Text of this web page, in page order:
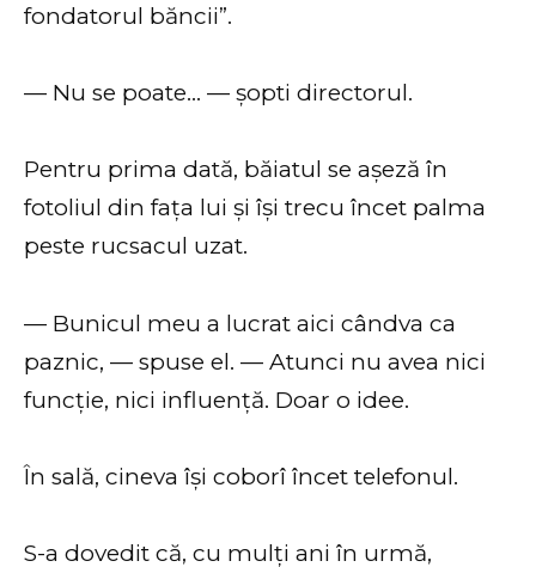
fondatorul băncii”.
— Nu se poate… — șopti directorul.
Pentru prima dată, băiatul se așeză în
fotoliul din fața lui și își trecu încet palma
peste rucsacul uzat.
— Bunicul meu a lucrat aici cândva ca
paznic, — spuse el. — Atunci nu avea nici
funcție, nici influență. Doar o idee.
În sală, cineva își coborî încet telefonul.
S-a dovedit că, cu mulți ani în urmă,